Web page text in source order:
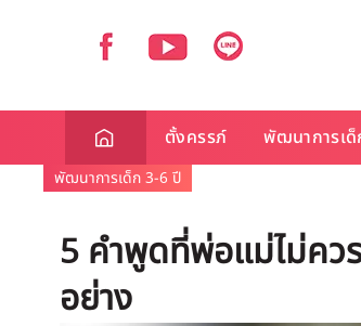
ตั้งครรภ์ พัฒนาการเด็
พัฒนาการเด็ก 3-6 ปี
5 คำพูดที่พ่อแม่ไม่คว
อย่าง